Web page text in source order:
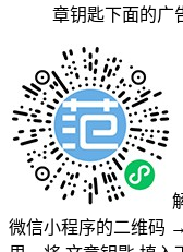
章钥匙下面的广
微信小程序的二维码 →